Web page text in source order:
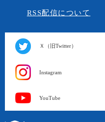
RSS配信について
Ｘ（旧Twitter）
Instagram
YouTube